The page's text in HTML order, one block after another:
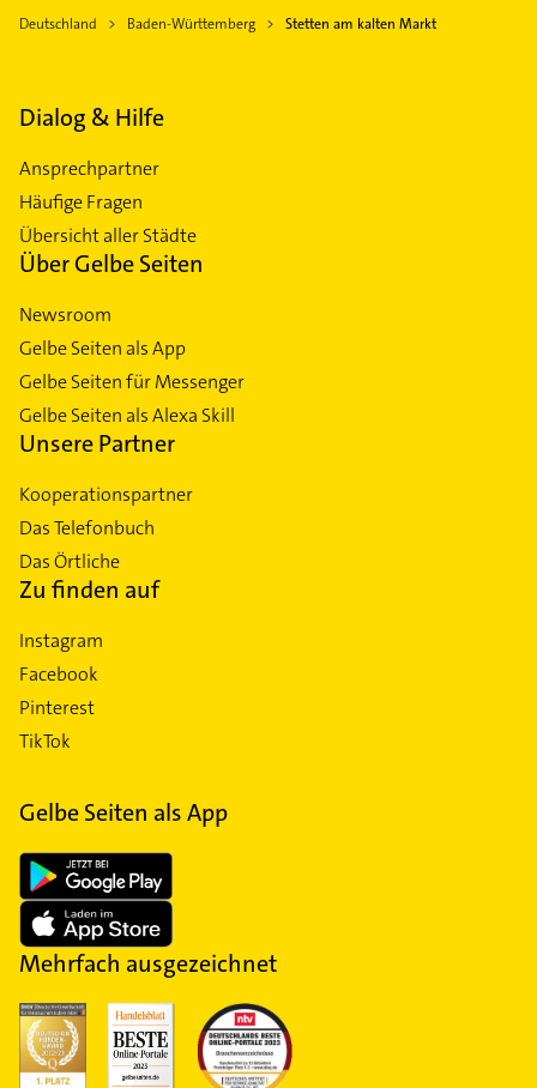
Deutschland Baden-Württemberg Stetten am kalten Markt
Dialog & Hilfe
Ansprechpartner
Häufige Fragen
Übersicht aller Städte
Über Gelbe Seiten
Newsroom
Gelbe Seiten als App
Gelbe Seiten für Messenger
Gelbe Seiten als Alexa Skill
Unsere Partner
Kooperationspartner
Das Telefonbuch
Das Örtliche
Zu finden auf
Instagram
Facebook
Pinterest
TikTok
Gelbe Seiten als App
Mehrfach ausgezeichnet